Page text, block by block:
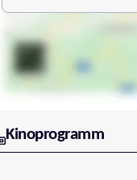
Kinoprogramm